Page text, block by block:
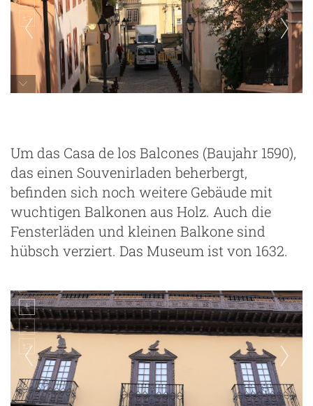
Um das Casa de los Balcones (Baujahr 1590),
das einen Souvenirladen beherbergt,
befinden sich noch weitere Gebäude mit
wuchtigen Balkonen aus Holz. Auch die
Fensterläden und kleinen Balkone sind
hübsch verziert. Das Museum ist von 1632.